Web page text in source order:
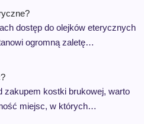
dostęp do olejków eterycznych
ogromną zaletę…
zakupem kostki brukowej, warto
miejsc, w których…